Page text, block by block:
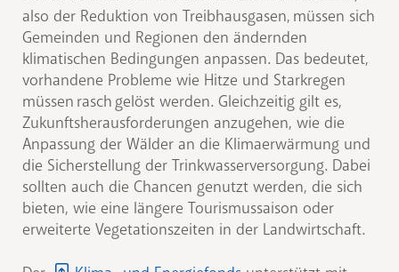
also der Reduktion von Treibhausgasen, müssen sich
Gemeinden und Regionen den ändernden
klimatischen Bedingungen anpassen. Das bedeutet,
vorhandene Probleme wie Hitze und Starkregen
müssen rasch gelöst werden. Gleichzeitig gilt es,
Zukunftsherausforderungen anzugehen, wie die
Anpassung der Wälder an die Klimaerwärmung und
die Sicherstellung der Trinkwasserversorgung. Dabei
sollten auch die Chancen genutzt werden, die sich
bieten, wie eine längere Tourismussaison oder
erweiterte Vegetationszeiten in der Landwirtschaft.